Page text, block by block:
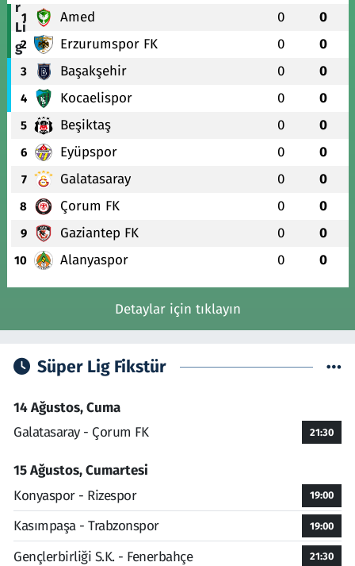
1 Amed 0 0
2 Erzurumspor FK 0 0
3 Başakşehir 0 0
4 Kocaelispor 0 0
5 Beşiktaş 0 0
6 Eyüpspor 0 0
7 Galatasaray 0 0
8 Çorum FK 0 0
9 Gaziantep FK 0 0
10 Alanyaspor 0 0
Detaylar için tıklayın
Süper Lig Fikstür
14 Ağustos, Cuma
Galatasaray - Çorum FK
21:30
15 Ağustos, Cumartesi
Konyaspor - Rizespor
19:00
Kasımpaşa - Trabzonspor 19:00
Gençlerbirliği S.K. - Fenerbahçe 21:30